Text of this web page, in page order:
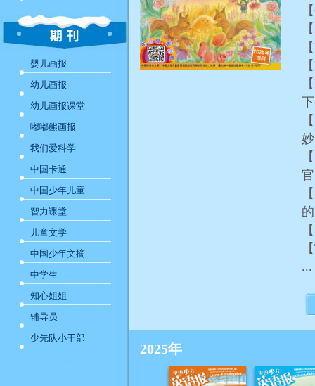
婴儿画报
幼儿画报
幼儿画报课堂
嘟嘟熊画报
我们爱科学
中国卡通
中国少年儿童
智力课堂
儿童文学
中国少年文摘
中学生
知心姐姐
辅导员
少先队小干部
...
2025年